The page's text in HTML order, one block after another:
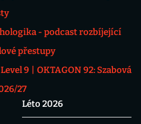
- podcast rozbíjející
přestupy
9
OKTAGON 92: Szabová
27
Léto 2026